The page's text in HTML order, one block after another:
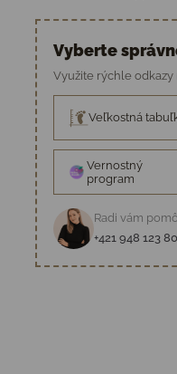
Vyberte
Využite rýchle odkazy
Veľkostná
Vernostný
program
Radi vám
+421 948 123